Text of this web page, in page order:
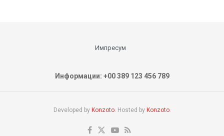
Импресум
Информации: +00 389 123 456 789
Developed by Konzoto. Hosted by Konzoto.